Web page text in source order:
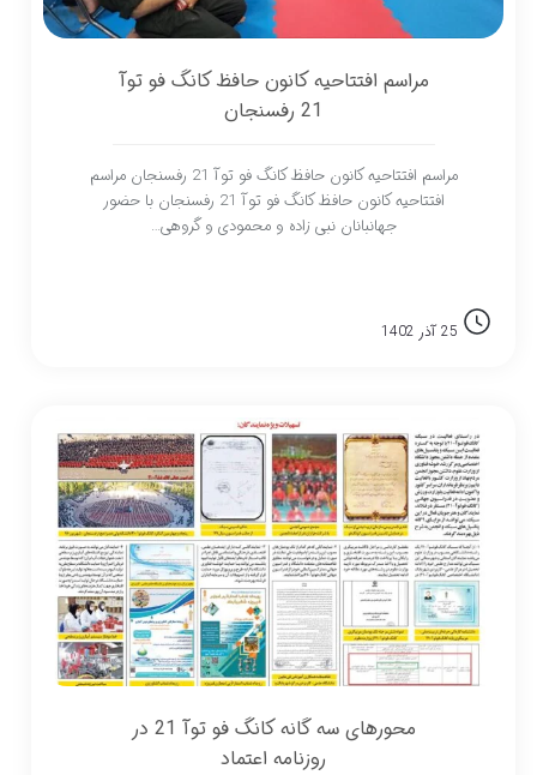
مراسم افتتاحیه کانون حافظ کانگ فو توآ
21 رفسنجان
مراسم افتتاحیه کانون حافظ کانگ فو توآ 21 رفسنجان مراسم
افتتاحیه کانون حافظ کانگ فو توآ 21 رفسنجان با حضور
جهانبانان نبی زاده و محمودی و گروهی…
محورهای سه گانه کانگ فو توآ 21 در
روزنامه اعتماد